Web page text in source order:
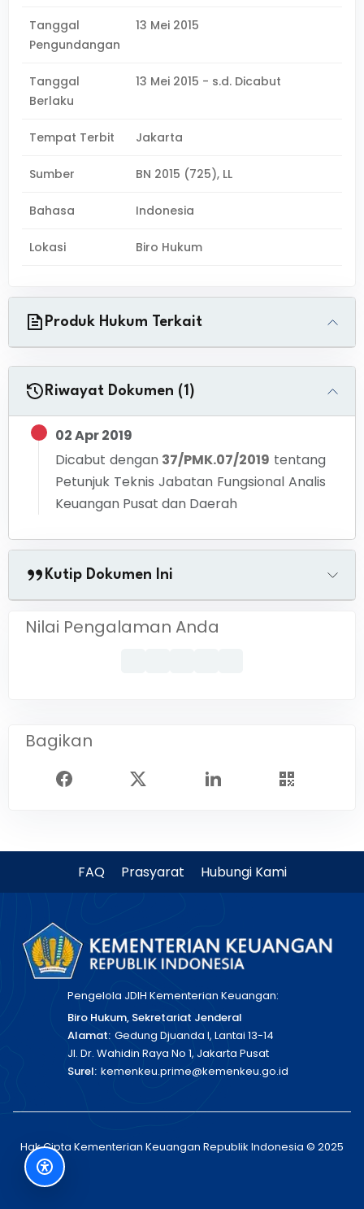
Tanggal
Pengundangan
13 Mei 2015
Tanggal
Berlaku
13 Mei 2015 - s.d. Dicabut
Tempat Terbit Jakarta
Sumber BN 2015 (725), LL
Bahasa Indonesia
Lokasi Biro Hukum
Produk Hukum Terkait
Riwayat Dokumen (1)
02 Apr 2019
Dicabut dengan 37/PMK.07/2019 tentang
Petunjuk Teknis Jabatan Fungsional Analis
Keuangan Pusat dan Daerah
Kutip Dokumen Ini
Nilai Pengalaman Anda
Bagikan
FAQ Prasyarat Hubungi Kami
Pengelola JDIH Kementerian Keuangan:
Biro Hukum, Sekretariat Jenderal
Alamat: Gedung Djuanda I, Lantai 13-14
Jl. Dr. Wahidin Raya No 1, Jakarta Pusat
Surel: kemenkeu.prime@kemenkeu.go.id
Hak Cipta Kementerian Keuangan Republik Indonesia © 2025